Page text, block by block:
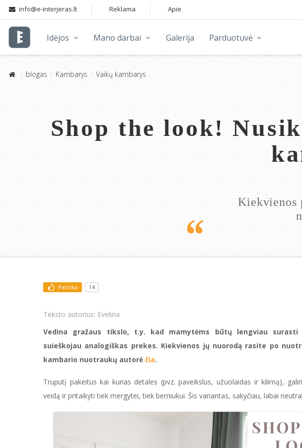
Idėjos Mano darbai Galerija Parduotuvė
info@e-interjeras.lt Reklama Apie
blogas Kambarys Vaikų kambarys
Shop the look!
Kiekvienos
Patinka 14
Teksto autorius: Evelina
Vedina gražaus tikslo, t.y. kad mamytėms būtų lengviau
suieškojau analogiškas prekes. Kiekvienos jų nuorodą rasite po
kambario nuotraukų autorė čia.
Truputį pakeitus kai kurias detales (pvz. paveikslus, užuolaidas ir kilimą),
veidą ir pritaikyti tiek mergytei, tiek berniukui. Šis variantas, sakyčiau, labai